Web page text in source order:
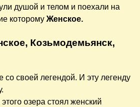
душой и телом и поехали на
которому Женское.
Козьмодемьянск,
своей легендой. И эту легенду
озера стоял женский